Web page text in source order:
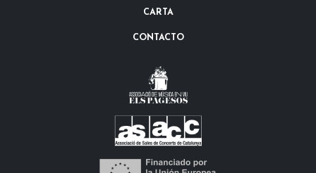
CARTA
CONTACTO